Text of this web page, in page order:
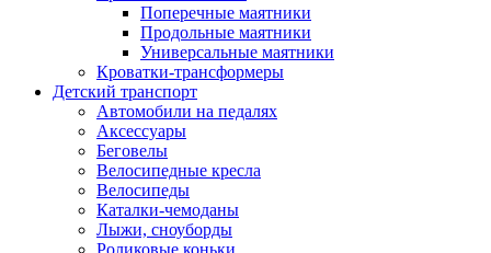
Поперечные маятники
Продольные маятники
Универсальные маятники
Кроватки-трансформеры
Детский транспорт
Автомобили на педалях
Аксессуары
Беговелы
Велосипедные кресла
Велосипеды
Каталки-чемоданы
Лыжи, сноуборды
Роликовые коньки